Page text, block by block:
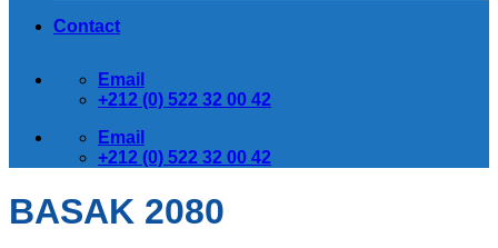
Contact
Email
+212 (0) 522 32 00 42
Email
+212 (0) 522 32 00 42
BASAK 2080